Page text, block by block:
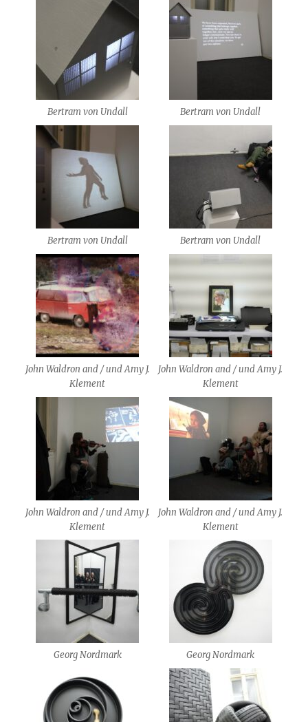
Bertram von Undall Bertram von Undall
Bertram von Undall Bertram von Undall
John Waldron and / und Amy J.
Klement
John Waldron and / und Amy J.
Klement
John Waldron and / und Amy J.
Klement
John Waldron and / und Amy J.
Klement
Georg Nordmark Georg Nordmark